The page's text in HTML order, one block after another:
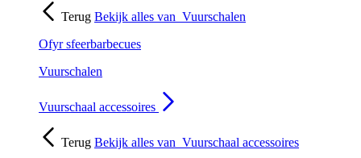
Terug Bekijk alles van Vuurschalen
Ofyr sfeerbarbecues
Vuurschalen
Vuurschaal accessoires
Terug Bekijk alles van Vuurschaal accessoires